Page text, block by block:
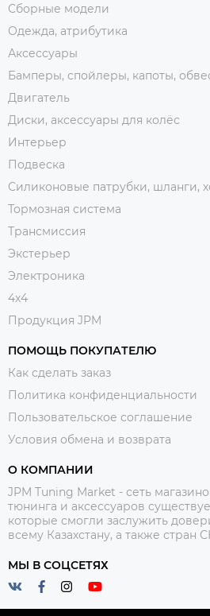
Сборные модели
Одежда, атрибутика
Аксессуары
Бамперы, спойлеры, капоты,
Двигатель
Диски, аксессуары для колёс
Интерьер
Подвеска
Силиконовые патрубки, шланги,
Тормозная система
Трансмиссия
Экстерьер
Электроника
4x4
Продукция JPM
ПОМОЩЬ ПОКУПАТЕЛЮ
Как сделать заказ
Политика конфиденциальности
Пользовательское соглашение
Условия обмена и возврата
О КОМПАНИИ
JPM Tuning Market - сеть
тюнинга и аксессуаров
которые смогли заслужить
всему Казахстану, а также стран
МЫ В СОЦСЕТЯХ